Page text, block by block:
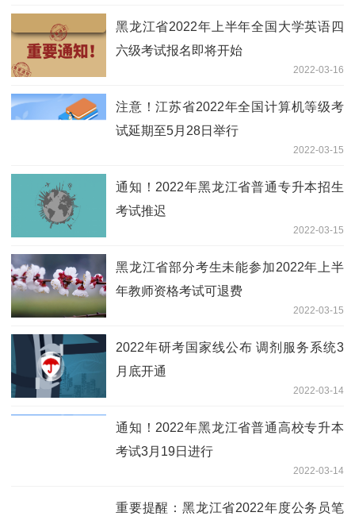
黑龙江省2022年上半年全国大学英语四
六级考试报名即将开始
2022-03-16
注意！江苏省2022年全国计算机等级考
试延期至5月28日举行
2022-03-15
通知！2022年黑龙江省普通专升本招生
考试推迟
2022-03-15
黑龙江省部分考生未能参加2022年上半
年教师资格考试可退费
2022-03-15
2022年研考国家线公布 调剂服务系统3
月底开通
2022-03-14
通知！2022年黑龙江省普通高校专升本
考试3月19日进行
2022-03-14
重要提醒：黑龙江省2022年度公务员笔